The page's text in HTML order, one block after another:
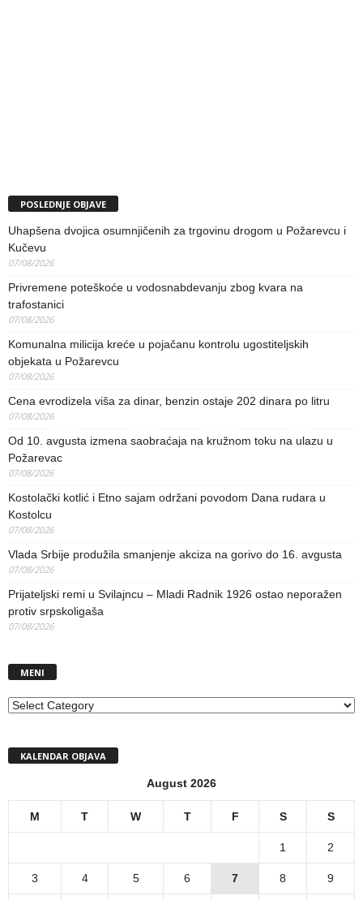
POSLEDNJE OBJAVE
Uhapšena dvojica osumnjičenih za trgovinu drogom u Požarevcu i
Kučevu
07/08/2026
Privremene poteškoće u vodosnabdevanju zbog kvara na
trafostanici
07/08/2026
Komunalna milicija kreće u pojačanu kontrolu ugostiteljskih
objekata u Požarevcu
07/08/2026
Cena evrodizela viša za dinar, benzin ostaje 202 dinara po litru
07/08/2026
Od 10. avgusta izmena saobraćaja na kružnom toku na ulazu u
Požarevac
07/08/2026
Kostolački kotlić i Etno sajam održani povodom Dana rudara u
Kostolcu
07/08/2026
Vlada Srbije produžila smanjenje akciza na gorivo do 16. avgusta
07/08/2026
Prijateljski remi u Svilajncu – Mladi Radnik 1926 ostao neporažen
protiv srpskoligaša
07/08/2026
MENI
MENI
KALENDAR OBJAVA
August 2026
M T W T F S S
1 2
3 4 5 6 7 8 9